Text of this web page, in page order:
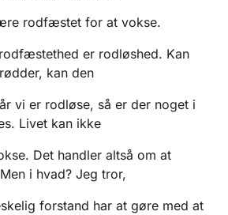
rodfæstet for at vokse.
er rodløshed. Kan
kan den
vi er rodløse, så er der noget i
Livet kan ikke
Det handler altså om at
i hvad? Jeg tror,
forstand har at gøre med at